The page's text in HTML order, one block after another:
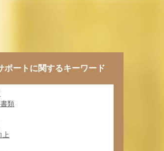
ポートに関するキーワード
類
上